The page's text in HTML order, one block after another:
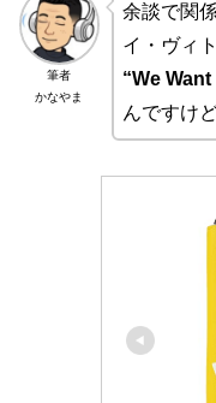
筆者
かなやま
余談で関
イ・ヴィ
“We
んですけ